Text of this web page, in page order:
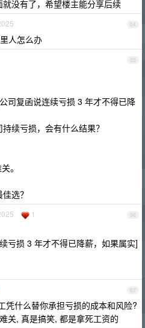
没有了，希望楼主能分享后续
64
人怎么办
65
司复函说连续亏损 3 年才不得已降
续亏损，会有什么结果？
。
选？
66
1
亏损 3 年才不得已降薪，如果属实]
67
凭什么替你承担亏损的成本和风险?
关, 真是搞笑, 都是拿死工资的